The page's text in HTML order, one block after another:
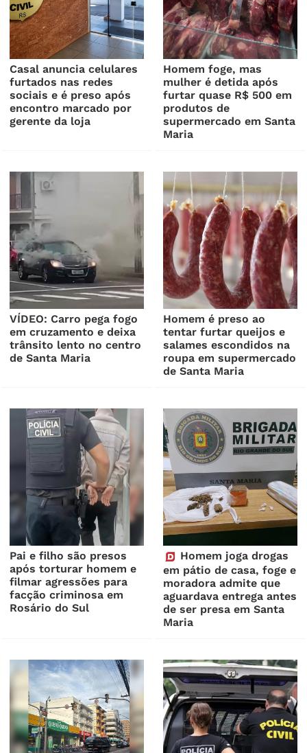
Casal anuncia celulares
furtados nas redes
sociais e é preso após
encontro marcado por
gerente da loja
Homem foge, mas
mulher é detida após
furtar quase R$ 500 em
produtos de
supermercado em Santa
Maria
VÍDEO: Carro pega fogo
em cruzamento e deixa
trânsito lento no centro
de Santa Maria
Homem é preso ao
tentar furtar queijos e
salames escondidos na
roupa em supermercado
de Santa Maria
Pai e filho são presos
após torturar homem e
filmar agressões para
facção criminosa em
Rosário do Sul
Homem joga drogas
em pátio de casa, foge e
moradora admite que
aguardava entrega antes
de ser presa em Santa
Maria